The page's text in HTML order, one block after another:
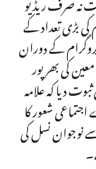
بڑی تعداد کے
کے دوران
کی بھرپور
دیا کہ علامہ
شعور کا
نوجوان نسل کی